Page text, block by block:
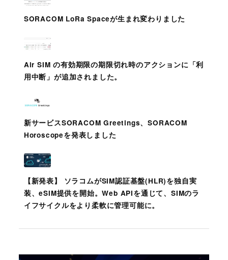
SORACOM LoRa Spaceが生まれ変わりました
Air SIM の有効期限の期限切れ時のアクションに「利
用中断」が追加されました。
新サービスSORACOM Greetings、SORACOM
Horoscopeを発表しました
【新発表】 ソラコムがSIM認証基盤(HLR)を独自実
装、eSIM提供を開始。Web APIを通じて、SIMのラ
イフサイクルをより柔軟に管理可能に。